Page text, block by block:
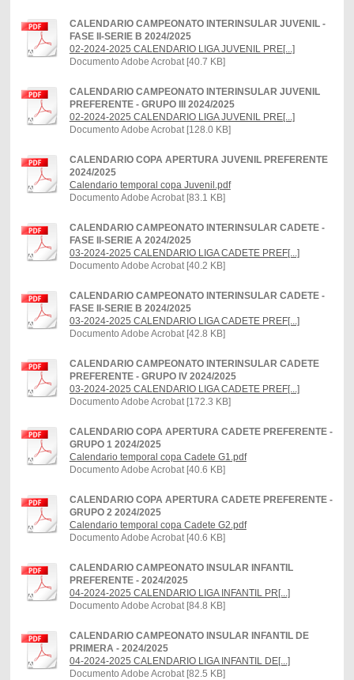
CALENDARIO CAMPEONATO INTERINSULAR JUVENIL -
FASE II-SERIE B 2024/2025
02-2024-2025 CALENDARIO LIGA JUVENIL PRE[...]
Documento Adobe Acrobat [40.7 KB]
CALENDARIO CAMPEONATO INTERINSULAR JUVENIL
PREFERENTE - GRUPO III 2024/2025
02-2024-2025 CALENDARIO LIGA JUVENIL PRE[...]
Documento Adobe Acrobat [128.0 KB]
CALENDARIO COPA APERTURA JUVENIL PREFERENTE
2024/2025
Calendario temporal copa Juvenil.pdf
Documento Adobe Acrobat [83.1 KB]
CALENDARIO CAMPEONATO INTERINSULAR CADETE -
FASE II-SERIE A 2024/2025
03-2024-2025 CALENDARIO LIGA CADETE PREF[...]
Documento Adobe Acrobat [40.2 KB]
CALENDARIO CAMPEONATO INTERINSULAR CADETE -
FASE II-SERIE B 2024/2025
03-2024-2025 CALENDARIO LIGA CADETE PREF[...]
Documento Adobe Acrobat [42.8 KB]
CALENDARIO CAMPEONATO INTERINSULAR CADETE
PREFERENTE - GRUPO IV 2024/2025
03-2024-2025 CALENDARIO LIGA CADETE PREF[...]
Documento Adobe Acrobat [172.3 KB]
CALENDARIO COPA APERTURA CADETE PREFERENTE -
GRUPO 1 2024/2025
Calendario temporal copa Cadete G1.pdf
Documento Adobe Acrobat [40.6 KB]
CALENDARIO COPA APERTURA CADETE PREFERENTE -
GRUPO 2 2024/2025
Calendario temporal copa Cadete G2.pdf
Documento Adobe Acrobat [40.6 KB]
CALENDARIO CAMPEONATO INSULAR INFANTIL
PREFERENTE - 2024/2025
04-2024-2025 CALENDARIO LIGA INFANTIL PR[...]
Documento Adobe Acrobat [84.8 KB]
CALENDARIO CAMPEONATO INSULAR INFANTIL DE
PRIMERA - 2024/2025
04-2024-2025 CALENDARIO LIGA INFANTIL DE[...]
Documento Adobe Acrobat [82.5 KB]